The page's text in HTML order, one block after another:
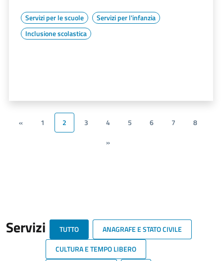
Servizi per le scuole
Servizi per l'infanzia
Inclusione scolastica
« 1 2 3 4 5 6 7
8
»
Servizi TUTTO
ANAGRAFE E STATO CIVILE
CULTURA E TEMPO LIBERO